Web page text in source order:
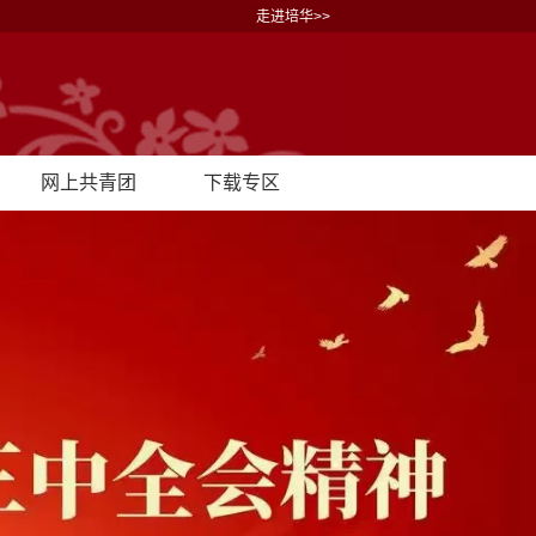
走进培华>>
网上共青团 下载专区